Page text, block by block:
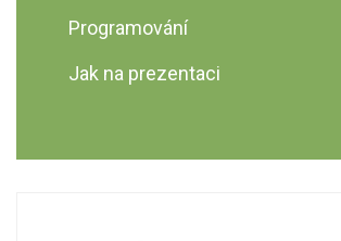
Programování
Jak na prezentaci